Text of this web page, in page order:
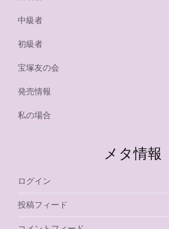
中級者
初級者
宝塚友の会
発売情報
私の場合
メタ情報
ログイン
投稿フィード